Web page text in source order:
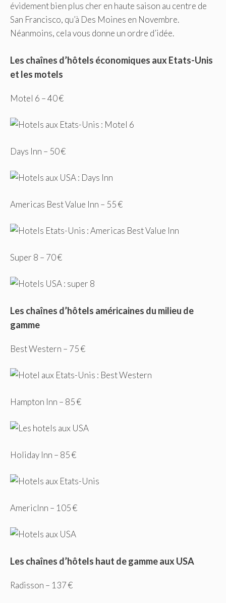
évidement bien plus cher en haute saison au centre de
San Francisco, qu’à Des Moines en Novembre.
Néanmoins, cela vous donne un ordre d’idée.
Les chaînes d’hôtels économiques aux Etats-Unis
et les motels
Motel 6 – 40 €
Days Inn – 50 €
Americas Best Value Inn – 55 €
Super 8 – 70 €
Les chaînes d’hôtels américaines du milieu de
gamme
Best Western – 75 €
Hampton Inn – 85 €
Holiday Inn – 85 €
AmericInn – 105 €
Les chaînes d’hôtels haut de gamme aux USA
Radisson – 137 €